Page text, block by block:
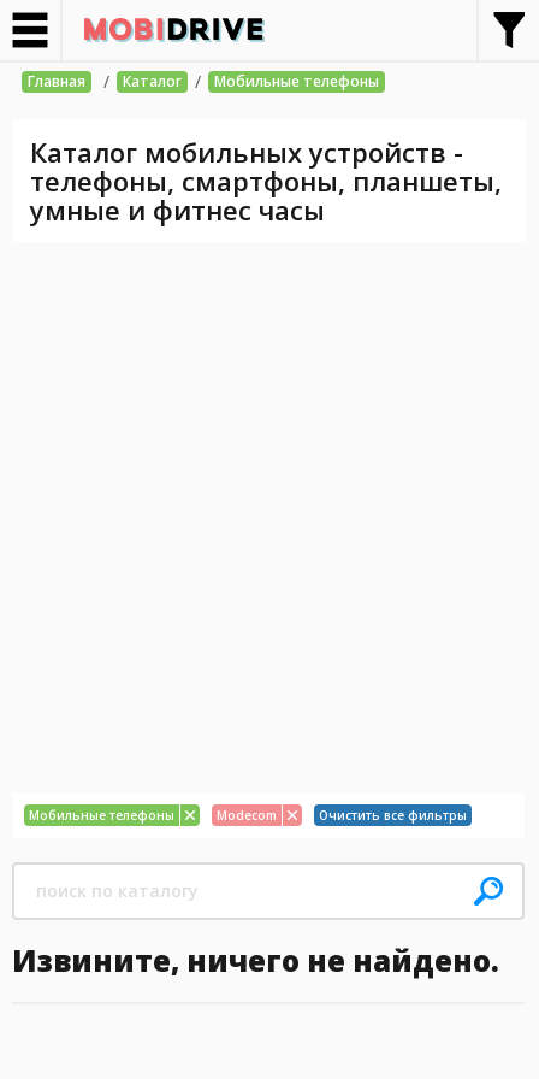
Главная / Каталог / Мобильные телефоны
Каталог мобильных устройств -
телефоны, смартфоны, планшеты,
умные и фитнес часы
Мобильные телефоны Modecom Очистить все фильтры
Извините, ничего не найдено.